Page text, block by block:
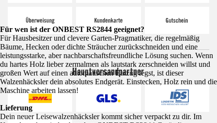
Für wen ist der ONBEST RS2844 geeignet?
Für Hausbesitzer und clevere Garten-Pragmatiker, die regelmäßig
Bäume, Hecken oder dichte Sträucher zurückschneiden und eine
leistungsstarke, aber nachbarschaftsfreundliche Lösung suchen. Wenn
du hartes Holz lieber zermalmen als lautstark zerschneiden willst und
großen Wert auf einen automatischen Einzug legst, ist dieser
Walzenhäcksler dein absolutes Endgerät. Einstecken, Holz rein und die
Maschine arbeiten lassen!
Lieferung
Dein neuer Leisewalzenhäcksler kommt sicher verpackt zu dir. Im
Hauptversandpartner